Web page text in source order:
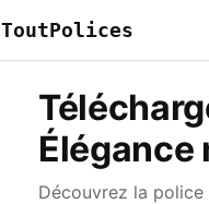
ToutPolices
Élégance
Découvrez la police